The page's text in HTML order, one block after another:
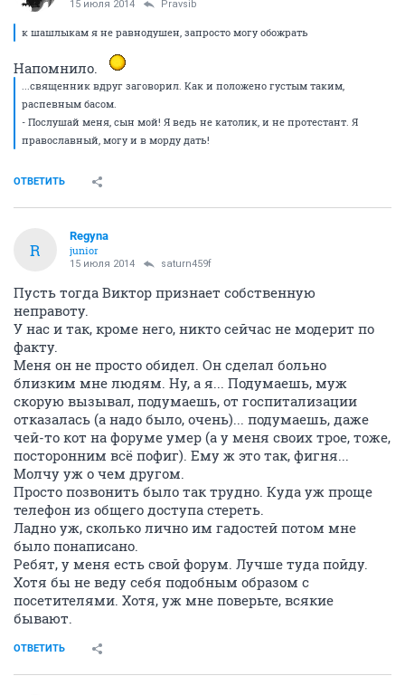
15 июля 2014 Pravsib
к шашлыкам я не равнодушен, запросто могу обожрать
Напомнило.
...священник вдруг заговорил. Как и положено густым таким,
распевным басом.
- Послушай меня, сын мой! Я ведь не католик, и не протестант. Я
православный, могу и в морду дать!
ОТВЕТИТЬ
R
Regуna
junior
15 июля 2014 saturn459f
Пусть тогда Виктор признает собственную
неправоту.
У нас и так, кроме него, никто сейчас не модерит по
факту.
Меня он не просто обидел. Он сделал больно
близким мне людям. Ну, а я... Подумаешь, муж
скорую вызывал, подумаешь, от госпитализации
отказалась (а надо было, очень)... подумаешь, даже
чей-то кот на форуме умер (а у меня своих трое, тоже,
посторонним всё пофиг). Ему ж это так, фигня...
Молчу уж о чем другом.
Просто позвонить было так трудно. Куда уж проще
телефон из общего доступа стереть.
Ладно уж, сколько лично им гадостей потом мне
было понаписано.
Ребят, у меня есть свой форум. Лучше туда пойду.
Хотя бы не веду себя подобным образом с
посетителями. Хотя, уж мне поверьте, всякие
бывают.
ОТВЕТИТЬ